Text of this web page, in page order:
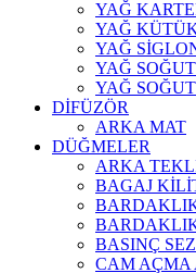
YAĞ
YAĞ
YAĞ
YAĞ
YAĞ
DİFÜZÖR
ARKA MAT
DÜĞMELER
ARKA
BAGAJ
BASINÇ
CAM